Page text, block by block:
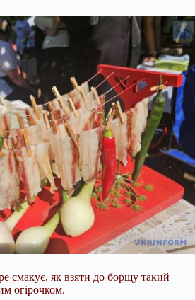
смакує, як взяти до борщу такий
огірочком.